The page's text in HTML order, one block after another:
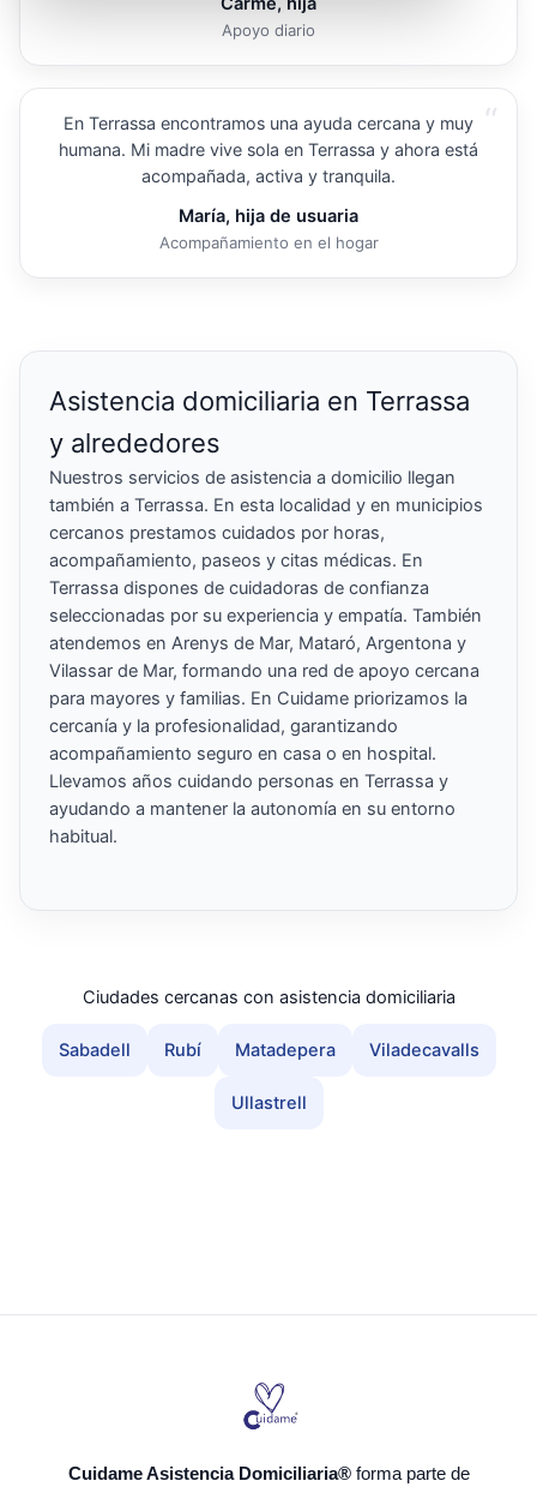
Apoyo diario
“
En Terrassa encontramos una ayuda cercana y muy
humana. Mi madre vive sola en Terrassa y ahora está
acompañada, activa y tranquila.
María, hija de usuaria
Acompañamiento en el hogar
Asistencia domiciliaria en Terrassa
y alrededores
Nuestros servicios de asistencia a domicilio llegan
también a Terrassa. En esta localidad y en municipios
cercanos prestamos cuidados por horas,
acompañamiento, paseos y citas médicas. En
Terrassa dispones de cuidadoras de confianza
seleccionadas por su experiencia y empatía. También
atendemos en Arenys de Mar, Mataró, Argentona y
Vilassar de Mar, formando una red de apoyo cercana
para mayores y familias. En Cuidame priorizamos la
cercanía y la profesionalidad, garantizando
acompañamiento seguro en casa o en hospital.
Llevamos años cuidando personas en Terrassa y
ayudando a mantener la autonomía en su entorno
habitual.
Ciudades cercanas con asistencia domiciliaria
Sabadell Rubí Matadepera Viladecavalls
Ullastrell
Cuidame Asistencia Domiciliaria®forma parte de